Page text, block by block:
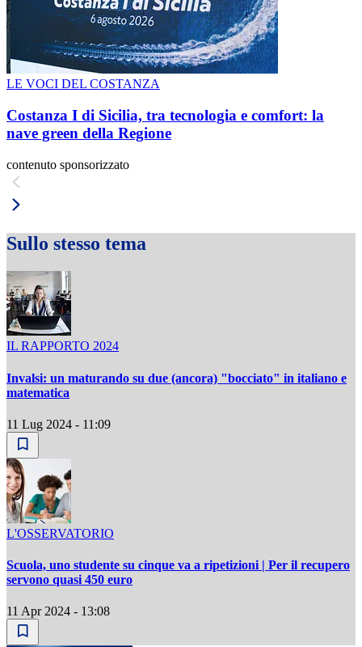
LE VOCI DEL COSTANZA
Costanza I di Sicilia, tra tecnologia e comfort: la
nave green della Regione
contenuto sponsorizzato
Sullo stesso tema
IL RAPPORTO 2024
Invalsi: un maturando su due (ancora) "bocciato" in italiano e
matematica
11 Lug 2024 - 11:09
L'OSSERVATORIO
Scuola, uno studente su cinque va a ripetizioni | Per il recupero
servono quasi 450 euro
11 Apr 2024 - 13:08